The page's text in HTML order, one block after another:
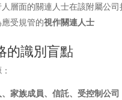
人層面的關連人士在該附屬公
受規管的視作關連人士
的識別盲點
家族成員、信託、受控制公司